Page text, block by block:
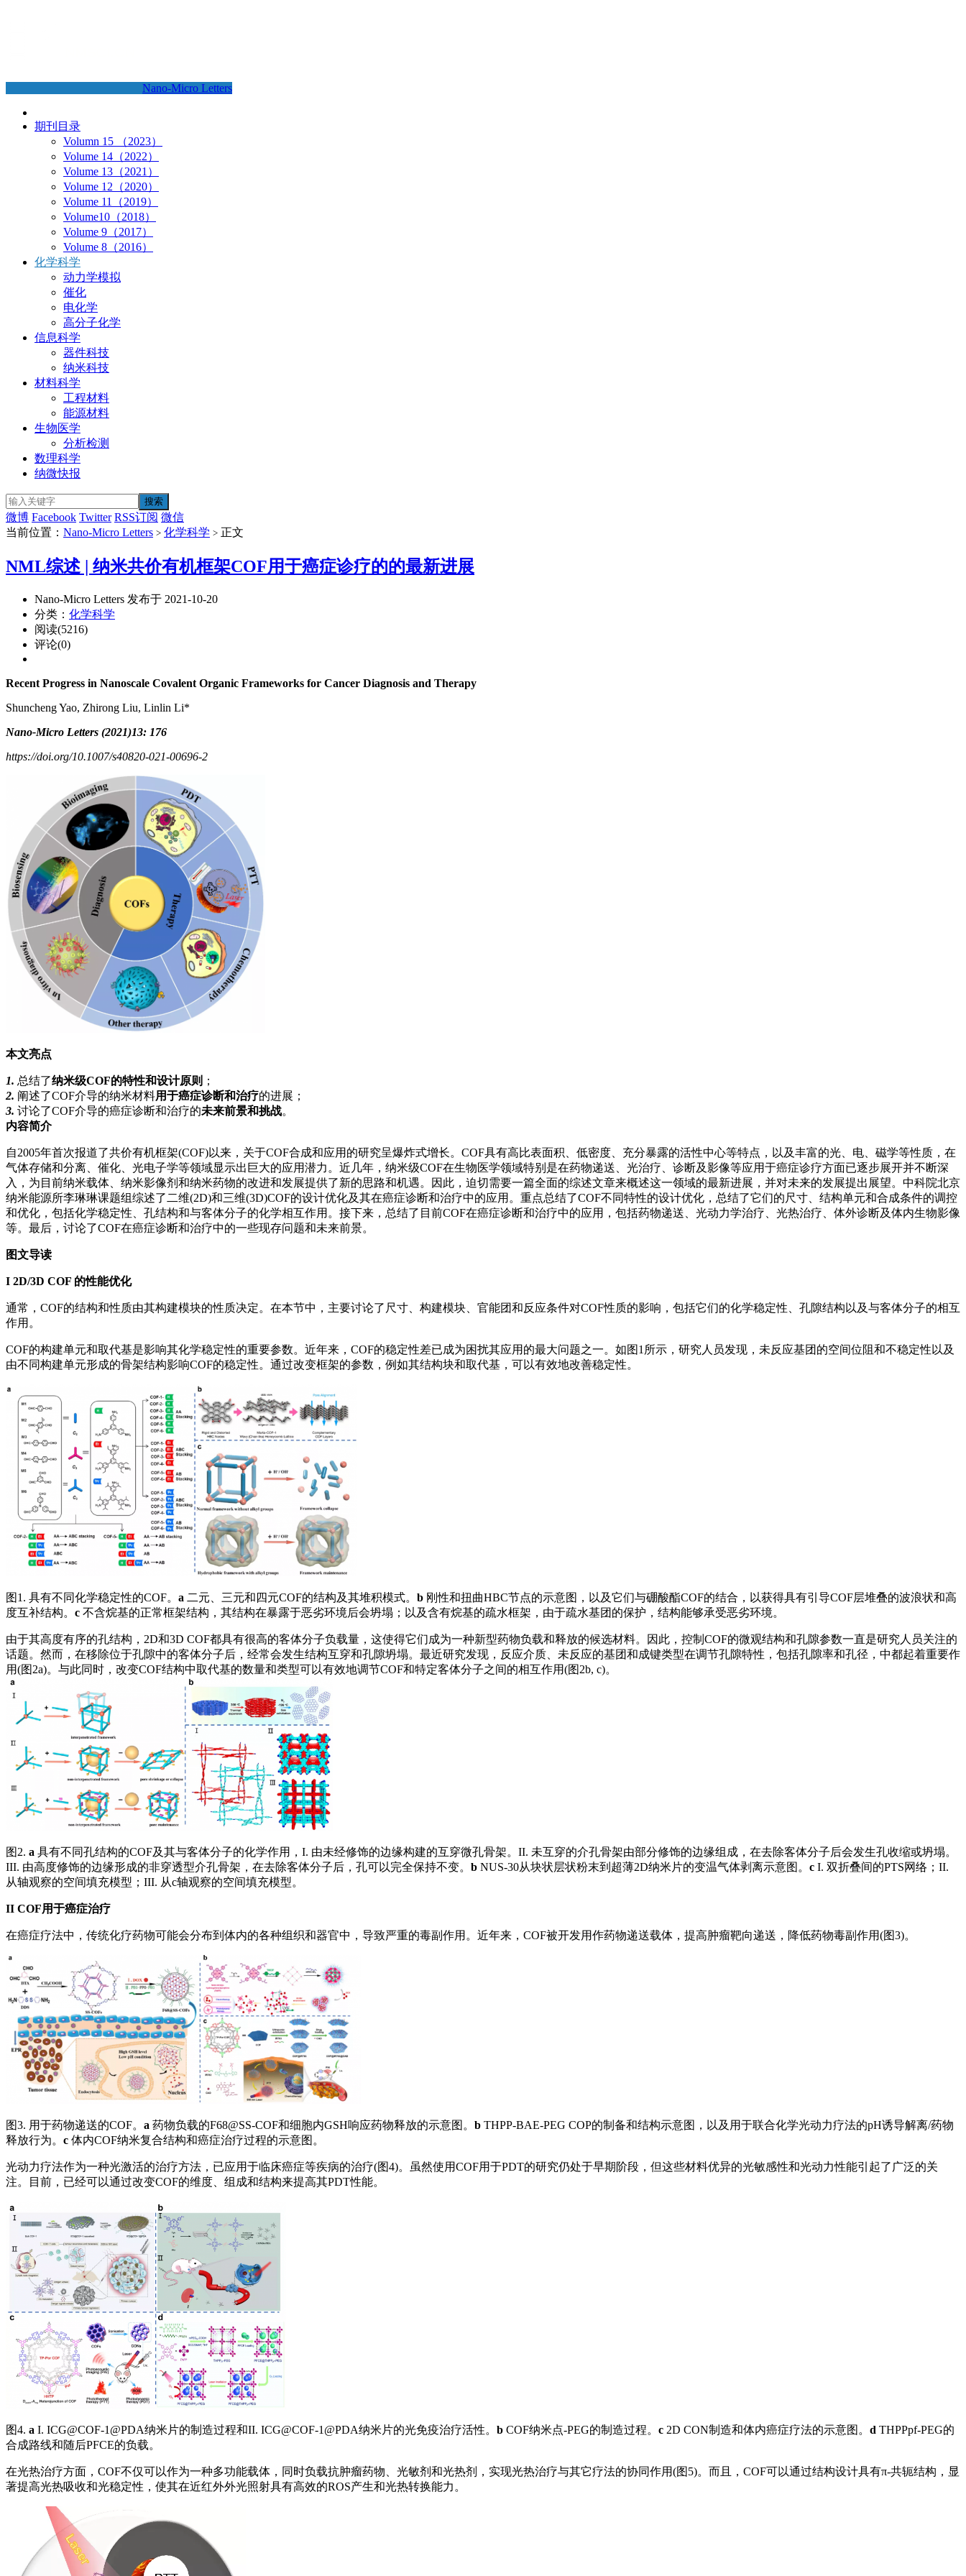
Nano-Micro Letters
期刊目录
Volumn 15 （2023）
Volume 14（2022）
Volume 13（2021）
Volume 12（2020）
Volume 11（2019）
Volume10（2018）
Volume 9（2017）
Volume 8（2016）
化学科学
动力学模拟
催化
电化学
高分子化学
信息科学
器件科技
纳米科技
材料科学
工程材料
能源材料
生物医学
分析检测
数理科学
纳微快报
微博 Facebook Twitter RSS订阅 微信
当前位置： Nano-Micro Letters > 化学科学 > 正文
NML综述 | 纳米共价有机框架COF用于癌症诊疗的的最新进展
Nano-Micro Letters 发布于 2021-10-20
分类： 化学科学
阅读(5216)
评论(0)
Recent Progress in Nanoscale Covalent Organic Frameworks for Cancer Diagnosis and Therapy
Shuncheng Yao, Zhirong Liu, Linlin Li*
Nano-Micro Letters (2021)13: 176
https://doi.org/10.1007/s40820-021-00696-2
本文亮点
1. 总结了纳米级COF的特性和设计原则 ；
2. 阐述了COF介导的纳米材料用于癌症诊断和治疗的进展；
3. 讨论了COF介导的癌症诊断和治疗的未来前景和挑战。
内容简介
自2005年首次报道了共价有机框架(COF)以来，关于COF合成和应用的研究呈爆炸式增长。COF具有高比表面积、低密度、充分暴露的活性中心等特点，以及丰富的光、电、磁学等性质，在
气体存储和分离、催化、光电子学等领域显示出巨大的应用潜力。近几年，纳米级COF在生物医学领域特别是在药物递送、光治疗、诊断及影像等应用于癌症诊疗方面已逐步展开并不断深
入，为目前纳米载体、纳米影像剂和纳米药物的改进和发展提供了新的思路和机遇。因此，迫切需要一篇全面的综述文章来概述这一领域的最新进展，并对未来的发展提出展望。中科院北京
纳米能源所李琳琳课题组综述了二维(2D)和三维(3D)COF的设计优化及其在癌症诊断和治疗中的应用。重点总结了COF不同特性的设计优化，总结了它们的尺寸、结构单元和合成条件的调控
和优化，包括化学稳定性、孔结构和与客体分子的化学相互作用。接下来，总结了目前COF在癌症诊断和治疗中的应用，包括药物递送、光动力学治疗、光热治疗、体外诊断及体内生物影像
等。最后，讨论了COF在癌症诊断和治疗中的一些现存问题和未来前景。
图文导读
I 2D/3D COF 的性能优化
通常，COF的结构和性质由其构建模块的性质决定。在本节中，主要讨论了尺寸、构建模块、官能团和反应条件对COF性质的影响，包括它们的化学稳定性、孔隙结构以及与客体分子的相互
作用。
COF的构建单元和取代基是影响其化学稳定性的重要参数。近年来，COF的稳定性差已成为困扰其应用的最大问题之一。如图1所示，研究人员发现，未反应基团的空间位阻和不稳定性以及
由不同构建单元形成的骨架结构影响COF的稳定性。通过改变框架的参数，例如其结构块和取代基，可以有效地改善稳定性。
图1. 具有不同化学稳定性的COF。 a 二元、三元和四元COF的结构及其堆积模式。 b 刚性和扭曲HBC节点的示意图，以及它们与硼酸酯COF的结合，以获得具有引导COF层堆叠的波浪状和高
度互补结构。 c 不含烷基的正常框架结构，其结构在暴露于恶劣环境后会坍塌；以及含有烷基的疏水框架，由于疏水基团的保护，结构能够承受恶劣环境。
由于其高度有序的孔结构，2D和3D COF都具有很高的客体分子负载量，这使得它们成为一种新型药物负载和释放的候选材料。因此，控制COF的微观结构和孔隙参数一直是研究人员关注的
话题。然而，在移除位于孔隙中的客体分子后，经常会发生结构互穿和孔隙坍塌。最近研究发现，反应介质、未反应的基团和成键类型在调节孔隙特性，包括孔隙率和孔径，中都起着重要作
用(图2a)。与此同时，改变COF结构中取代基的数量和类型可以有效地调节COF和特定客体分子之间的相互作用(图2b, c)。
图2. a 具有不同孔结构的COF及其与客体分子的化学作用，I. 由未经修饰的边缘构建的互穿微孔骨架。II. 未互穿的介孔骨架由部分修饰的边缘组成，在去除客体分子后会发生孔收缩或坍塌。
III. 由高度修饰的边缘形成的非穿透型介孔骨架，在去除客体分子后，孔可以完全保持不变。 b NUS-30从块状层状粉末到超薄2D纳米片的变温气体剥离示意图。 c I. 双折叠间的PTS网络；II.
从轴观察的空间填充模型；III. 从c轴观察的空间填充模型。
II COF用于癌症治疗
在癌症疗法中，传统化疗药物可能会分布到体内的各种组织和器官中，导致严重的毒副作用。近年来，COF被开发用作药物递送载体，提高肿瘤靶向递送，降低药物毒副作用(图3)。
图3. 用于药物递送的COF。 a 药物负载的F68@SS-COF和细胞内GSH响应药物释放的示意图。 b THPP-BAE-PEG COP的制备和结构示意图，以及用于联合化学光动力疗法的pH诱导解离/药物
释放行为。 c 体内COF纳米复合结构和癌症治疗过程的示意图。
光动力疗法作为一种光激活的治疗方法，已应用于临床癌症等疾病的治疗(图4)。虽然使用COF用于PDT的研究仍处于早期阶段，但这些材料优异的光敏感性和光动力性能引起了广泛的关
注。目前，已经可以通过改变COF的维度、组成和结构来提高其PDT性能。
图4. a I. ICG@COF-1@PDA纳米片的制造过程和II. ICG@COF-1@PDA纳米片的光免疫治疗活性。 b COF纳米点-PEG的制造过程。 c 2D CON制造和体内癌症疗法的示意图。 d THPPpf-PEG的
合成路线和随后PFCE的负载。
在光热治疗方面，COF不仅可以作为一种多功能载体，同时负载抗肿瘤药物、光敏剂和光热剂，实现光热治疗与其它疗法的协同作用(图5)。而且，COF可以通过结构设计具有π-共轭结构，显
著提高光热吸收和光稳定性，使其在近红外外光照射具有高效的ROS产生和光热转换能力。